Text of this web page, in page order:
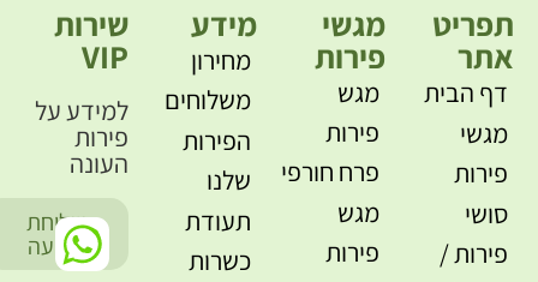
תפריט
אתר
דף הבית
מגשי
פירות
סושי
פירות /
מגשי
פירות
מגש
פירות
פרח חורפי
מגש
פירות
מידע
מחירון
משלוחים
הפירות
שלנו
תעודת
כשרות
שירות
VIP
למידע על
פירות
העונה
שליחת
הודעה